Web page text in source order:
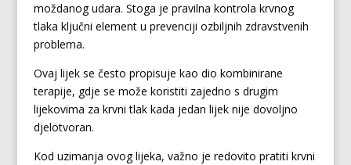
moždanog udara. Stoga je pravilna kontrola krvnog
tlaka ključni element u prevenciji ozbiljnih zdravstvenih
problema.
Ovaj lijek se često propisuje kao dio kombinirane
terapije, gdje se može koristiti zajedno s drugim
lijekovima za krvni tlak kada jedan lijek nije dovoljno
djelotvoran.
Kod uzimanja ovog lijeka, važno je redovito pratiti krvni